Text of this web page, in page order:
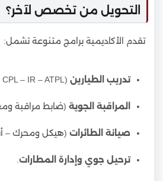
التحويل من تخصص لآخر؟
تقدم الأكاديمية برامج متنوعة تشمل:
تدريب الطيارين (PPL – CPL – IR – ATPL).
المراقبة الجوية (ضابط مراقبة
صيانة الطائرات (هيكل ومحرك –
ترحيل جوي وإدارة المطارات